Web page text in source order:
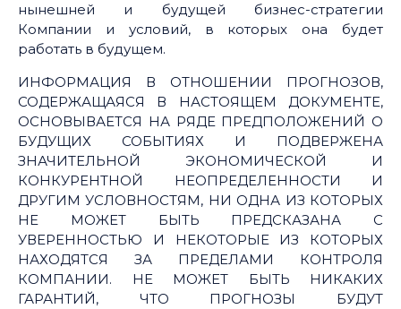
нынешней и будущей бизнес-стратегии
Компании и условий, в которых она будет
работать в будущем.
ИНФОРМАЦИЯ В ОТНОШЕНИИ ПРОГНОЗОВ,
СОДЕРЖАЩАЯСЯ В НАСТОЯЩЕМ ДОКУМЕНТЕ,
ОСНОВЫВАЕТСЯ НА РЯДЕ ПРЕДПОЛОЖЕНИЙ О
БУДУЩИХ СОБЫТИЯХ И ПОДВЕРЖЕНА
ЗНАЧИТЕЛЬНОЙ ЭКОНОМИЧЕСКОЙ И
КОНКУРЕНТНОЙ НЕОПРЕДЕЛЕННОСТИ И
ДРУГИМ УСЛОВНОСТЯМ, НИ ОДНА ИЗ КОТОРЫХ
НЕ МОЖЕТ БЫТЬ ПРЕДСКАЗАНА С
УВЕРЕННОСТЬЮ И НЕКОТОРЫЕ ИЗ КОТОРЫХ
НАХОДЯТСЯ ЗА ПРЕДЕЛАМИ КОНТРОЛЯ
КОМПАНИИ. НЕ МОЖЕТ БЫТЬ НИКАКИХ
ГАРАНТИЙ, ЧТО ПРОГНОЗЫ БУДУТ